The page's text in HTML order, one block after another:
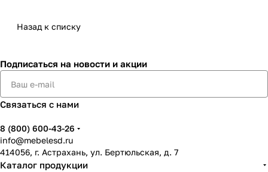
Назад к списку
Подписаться на новости и акции
Связаться с нами
8 (800) 600-43-26
info@mebelesd.ru
414056, г. Астрахань, ул. Бертюльская, д. 7
Каталог продукции